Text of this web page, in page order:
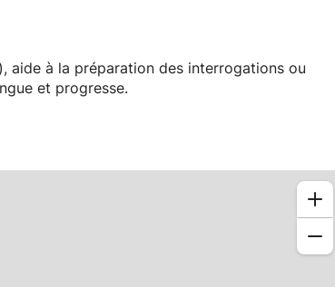
aide à la préparation des interrogations ou
et progresse.